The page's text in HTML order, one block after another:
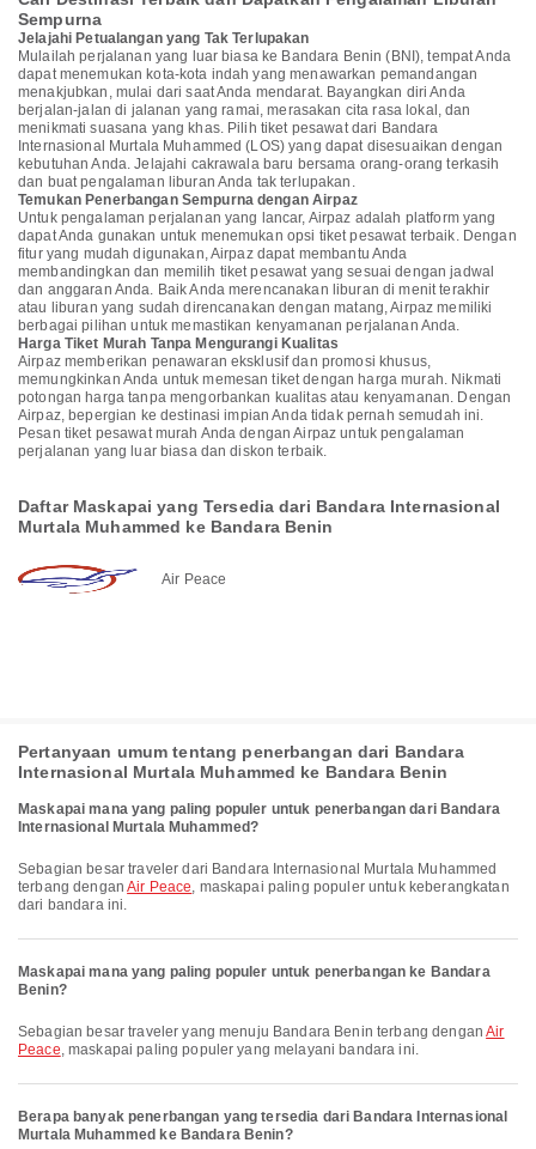
Sempurna
Jelajahi Petualangan yang Tak Terlupakan
Mulailah perjalanan yang luar biasa ke Bandara Benin (BNI), tempat Anda
dapat menemukan kota-kota indah yang menawarkan pemandangan
menakjubkan, mulai dari saat Anda mendarat. Bayangkan diri Anda
berjalan-jalan di jalanan yang ramai, merasakan cita rasa lokal, dan
menikmati suasana yang khas. Pilih tiket pesawat dari Bandara
Internasional Murtala Muhammed (LOS) yang dapat disesuaikan dengan
kebutuhan Anda. Jelajahi cakrawala baru bersama orang-orang terkasih
dan buat pengalaman liburan Anda tak terlupakan.
Temukan Penerbangan Sempurna dengan Airpaz
Untuk pengalaman perjalanan yang lancar, Airpaz adalah platform yang
dapat Anda gunakan untuk menemukan opsi tiket pesawat terbaik. Dengan
fitur yang mudah digunakan, Airpaz dapat membantu Anda
membandingkan dan memilih tiket pesawat yang sesuai dengan jadwal
dan anggaran Anda. Baik Anda merencanakan liburan di menit terakhir
atau liburan yang sudah direncanakan dengan matang, Airpaz memiliki
berbagai pilihan untuk memastikan kenyamanan perjalanan Anda.
Harga Tiket Murah Tanpa Mengurangi Kualitas
Airpaz memberikan penawaran eksklusif dan promosi khusus,
memungkinkan Anda untuk memesan tiket dengan harga murah. Nikmati
potongan harga tanpa mengorbankan kualitas atau kenyamanan. Dengan
Airpaz, bepergian ke destinasi impian Anda tidak pernah semudah ini.
Pesan tiket pesawat murah Anda dengan Airpaz untuk pengalaman
perjalanan yang luar biasa dan diskon terbaik.
Daftar Maskapai yang Tersedia dari Bandara Internasional
Murtala Muhammed ke Bandara Benin
Air Peace
Pertanyaan umum tentang penerbangan dari Bandara
Internasional Murtala Muhammed ke Bandara Benin
Maskapai mana yang paling populer untuk penerbangan dari Bandara
Internasional Murtala Muhammed?
Sebagian besar traveler dari Bandara Internasional Murtala Muhammed
terbang denganAir Peace, maskapai paling populer untuk keberangkatan
dari bandara ini.
Maskapai mana yang paling populer untuk penerbangan ke Bandara
Benin?
Sebagian besar traveler yang menuju Bandara Benin terbang denganAir
Peace, maskapai paling populer yang melayani bandara ini.
Berapa banyak penerbangan yang tersedia dari Bandara Internasional
Murtala Muhammed ke Bandara Benin?